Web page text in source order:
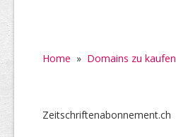
Home » Domains zu kaufen
Zeitschriftenabonnement.ch